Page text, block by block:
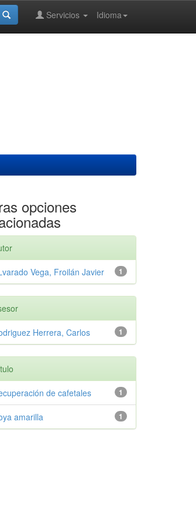
Idioma
Servicios
opciones
1
Vega, Froilán Javier
1
Herrera, Carlos
1
de cafetales
1
amarilla